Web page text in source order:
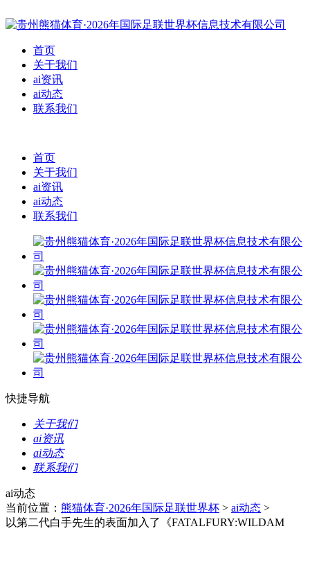
首页
关于我们
ai资讯
ai动态
联系我们
首页
关于我们
ai资讯
ai动态
联系我们
快捷导航
关于我们
ai资讯
ai动态
联系我们
ai动态
当前位置： 熊猫体育·2026年国际足联世界杯 > ai动态 >
以第二代白手先生的表面加入了《FATALFURY:WILDAM